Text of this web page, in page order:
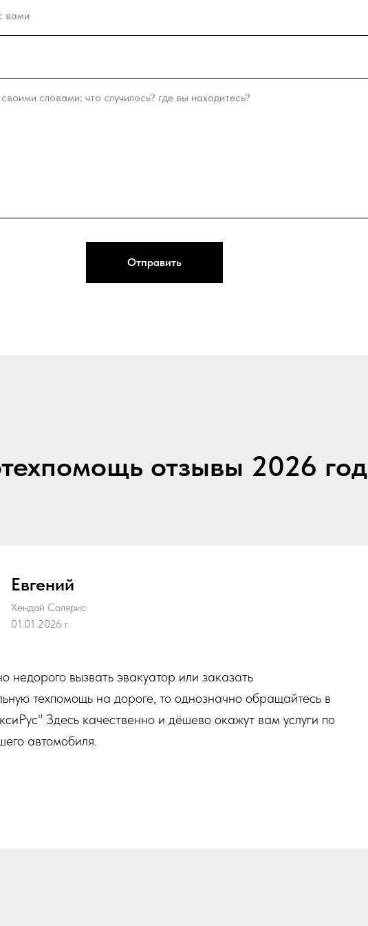
Отправить
отзывы 2026 год
Евгений
Хендай Солярис
01.01.2026 г.
недорого вызвать эвакуатор или заказать
техпомощь на дороге, то однозначно обращайтесь в
Здесь качественно и дёшево окажут вам услуги по
автомобиля.